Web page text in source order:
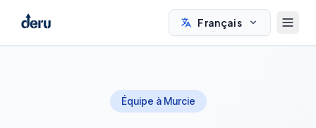
Français
Équipe à Murcie